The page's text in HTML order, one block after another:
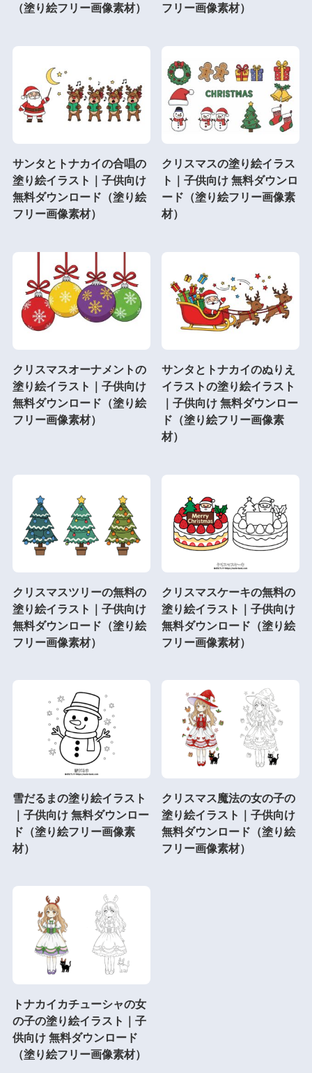
（塗り絵フリー画像素材）
フリー画像素材）
サンタとトナカイの合唱の
塗り絵イラスト｜子供向け
無料ダウンロード（塗り絵
フリー画像素材）
クリスマスの塗り絵イラス
ト｜子供向け 無料ダウンロ
ード（塗り絵フリー画像素
材）
クリスマスオーナメントの
塗り絵イラスト｜子供向け
無料ダウンロード（塗り絵
フリー画像素材）
サンタとトナカイのぬりえ
イラストの塗り絵イラスト
｜子供向け 無料ダウンロー
ド（塗り絵フリー画像素
材）
クリスマスツリーの無料の
塗り絵イラスト｜子供向け
無料ダウンロード（塗り絵
フリー画像素材）
クリスマスケーキの無料の
塗り絵イラスト｜子供向け
無料ダウンロード（塗り絵
フリー画像素材）
雪だるまの塗り絵イラスト
｜子供向け 無料ダウンロー
ド（塗り絵フリー画像素
材）
クリスマス魔法の女の子の
塗り絵イラスト｜子供向け
無料ダウンロード（塗り絵
フリー画像素材）
トナカイカチューシャの女
の子の塗り絵イラスト｜子
供向け 無料ダウンロード
（塗り絵フリー画像素材）